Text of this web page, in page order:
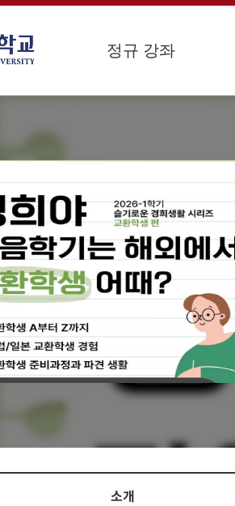
정규 강좌
소개